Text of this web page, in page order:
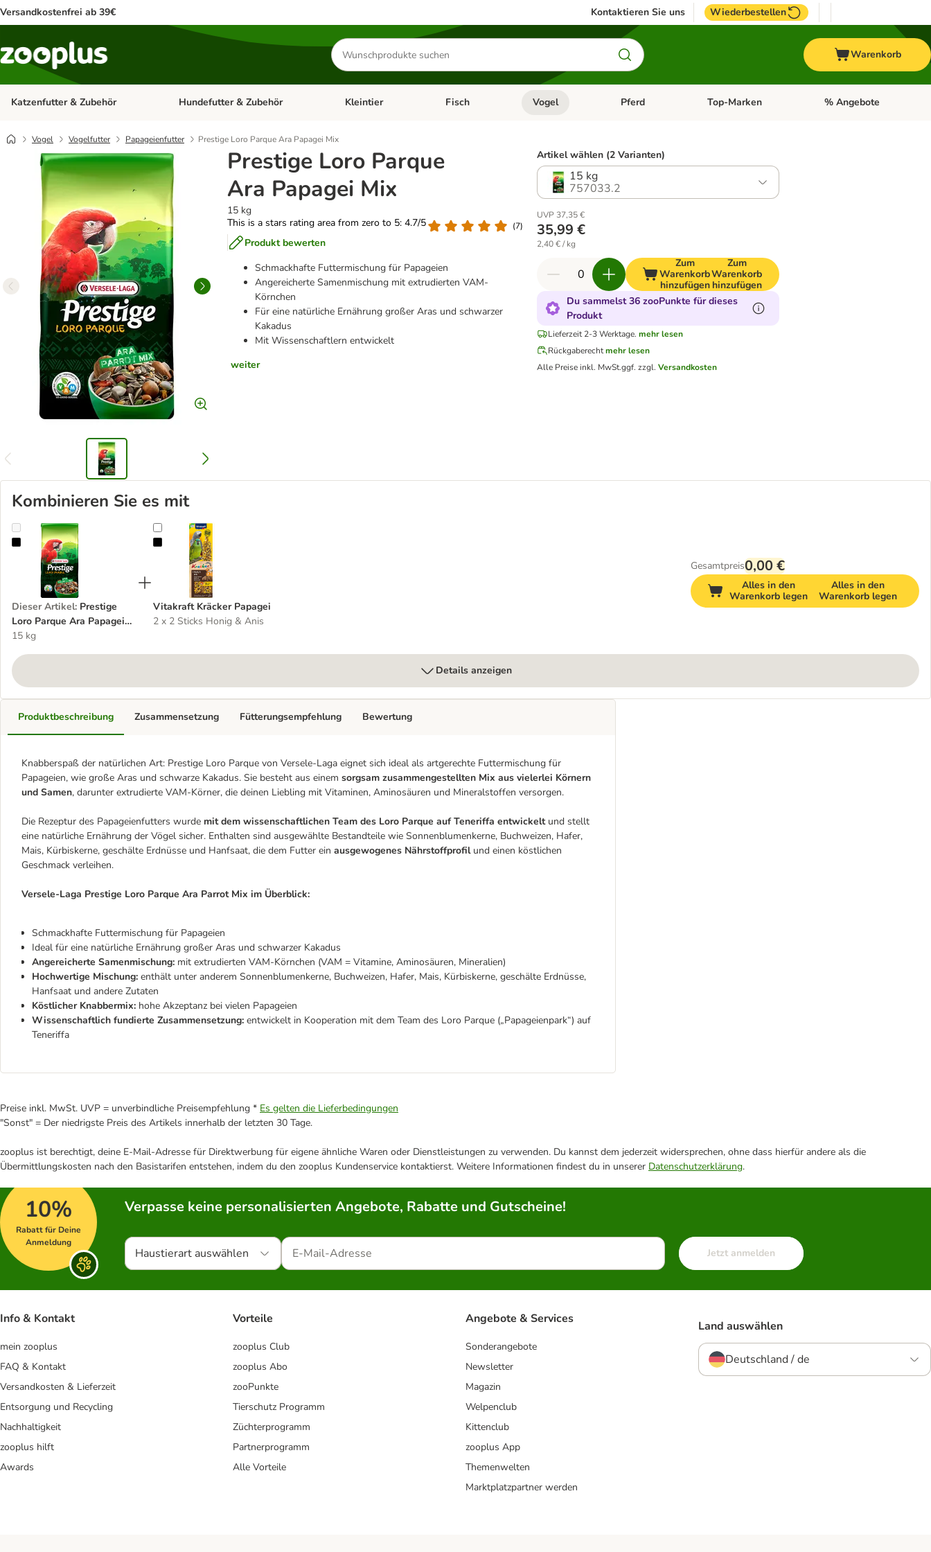
Versandkostenfrei ab 39€ Kontaktieren Sie uns Wiederbestellen
Produkte
suchen
Warenkorb
Katzenfutter & Zubehör Kategorie-Menü öffnen: Katzenfutter & Zubehör
Hundefutter & Zubehör Kategorie-Menü öffnen: Hundefutter & Zubehör
Kleintier Kategorie-Menü öffnen: Kleintier
Fisch Kategorie-Menü öffnen: Fisch
Vogel Kategorie-Menü öffnen: Vogel
Pferd Kategorie-Menü öffnen: Pferd
Top-Marken Kategorie-Menü öffnen:
% Angebote
Vogel Vogelfutter Papageienfutter Prestige Loro Parque Ara Papagei Mix
Prestige Loro Parque
Ara Papagei Mix
15 kg
This is a stars rating area from zero to 5: 4.7/5
(7)
Produkt bewerten
Schmackhafte Futtermischung für Papageien
Angereicherte Samenmischung mit extrudierten VAM-
Körnchen
Für eine natürliche Ernährung großer Aras und schwarzer
Kakadus
Mit Wissenschaftlern entwickelt
weiter
Artikel wählen (2 Varianten)
15 kg
757033.2
UVP 37,35 €
35,99 €
2,40 € / kg
Zum
Warenkorb
hinzufügen
Zum
Warenkorb
hinzufügen
Du sammelst 36 zooPunkte für dieses
Produkt
Lieferzeit 2-3 Werktage. mehr lesen
Rückgaberechtmehr lesen
Alle Preise inkl. MwSt.ggf. zzgl.Versandkosten
Kombinieren Sie es mit
Prestige Loro Parque Ara Papagei Mix
Dieser Artikel: Prestige
Loro Parque Ara Papagei
Mix
15 kg
Vitakraft Kräcker Papagei
Vitakraft Kräcker Papagei
2 x 2 Sticks Honig & Anis
Gesamtpreis0,00 €
Alles in den
Warenkorb legen
Alles in den
Warenkorb legen
Details anzeigen
Produktbeschreibung
Knabberspaß der natürlichen Art: Prestige Loro Parque von Versele-Laga eignet sich ideal als artgerechte Futtermischung für
Papageien, wie große Aras und schwarze Kakadus. Sie besteht aus einem sorgsam zusammengestellten Mix aus vielerlei Körnern
und Samen, darunter extrudierte VAM-Körner, die deinen Liebling mit Vitaminen, Aminosäuren und Mineralstoffen versorgen.
Die Rezeptur des Papageienfutters wurde mit dem wissenschaftlichen Team des Loro Parque auf Teneriffa entwickeltund stellt
eine natürliche Ernährung der Vögel sicher. Enthalten sind ausgewählte Bestandteile wie Sonnenblumenkerne, Buchweizen, Hafer,
Mais, Kürbiskerne, geschälte Erdnüsse und Hanfsaat, die dem Futter ein ausgewogenes Nährstoffprofilund einen köstlichen
Geschmack verleihen.
Versele-Laga Prestige Loro Parque Ara Parrot Mix im Überblick:
Schmackhafte Futtermischung für Papageien
Ideal für eine natürliche Ernährung großer Aras und schwarzer Kakadus
Angereicherte Samenmischung: mit extrudierten VAM-Körnchen (VAM = Vitamine, Aminosäuren, Mineralien)
Hochwertige Mischung: enthält unter anderem Sonnenblumenkerne, Buchweizen, Hafer, Mais, Kürbiskerne, geschälte Erdnüsse,
Hanfsaat und andere Zutaten
Köstlicher Knabbermix: hohe Akzeptanz bei vielen Papageien
Wissenschaftlich fundierte Zusammensetzung: entwickelt in Kooperation mit dem Team des Loro Parque („Papageienpark“) auf
Teneriffa
Zusammensetzung Fütterungsempfehlung Bewertung
Preise inkl. MwSt. UVP = unverbindliche Preisempfehlung * Es gelten die Lieferbedingungen
"Sonst" = Der niedrigste Preis des Artikels innerhalb der letzten 30 Tage.
zooplus ist berechtigt, deine E-Mail-Adresse für Direktwerbung für eigene ähnliche Waren oder Dienstleistungen zu verwenden. Du kannst dem jederzeit widersprechen, ohne dass hierfür andere als die
Übermittlungskosten nach den Basistarifen entstehen, indem du den zooplus Kundenservice kontaktierst. Weitere Informationen findest du in unserer Datenschutzerklärung.
10%
Rabatt für Deine
Anmeldung
Verpasse keine personalisierten Angebote, Rabatte und Gutscheine!
Haustierart auswählen Jetzt anmelden
Info & Kontakt
mein zooplus
FAQ & Kontakt
Versandkosten & Lieferzeit
Entsorgung und Recycling
Nachhaltigkeit
zooplus hilft
Awards
Vorteile
zooplus Club
zooplus Abo
zooPunkte
Tierschutz Programm
Züchterprogramm
Partnerprogramm
Alle Vorteile
Angebote & Services
Sonderangebote
Newsletter
Magazin
Welpenclub
Kittenclub
zooplus App
Themenwelten
Marktplatzpartner werden
Land auswählen
Deutschland / de